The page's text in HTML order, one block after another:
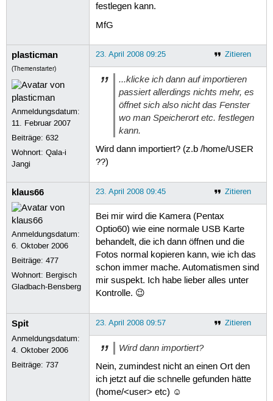
festlegen kann.
MfG
plasticman
(Themenstarter)
Anmeldungsdatum:
11. Februar 2007
Beiträge:632
Wohnort: Qala-i
Jangi
Zitieren
23. April 2008 09:25
...klicke ich dann auf importieren
passiert allerdings nichts mehr, es
öffnet sich also nicht das Fenster
wo man Speicherort etc. festlegen
kann.
Wird dann importiert? (z.b /home/USER
??)
klaus66
Anmeldungsdatum:
6. Oktober 2006
Beiträge:477
Wohnort: Bergisch
Gladbach-Bensberg
Zitieren
23. April 2008 09:45
Bei mir wird die Kamera (Pentax
Optio60) wie eine normale USB Karte
behandelt, die ich dann öffnen und die
Fotos normal kopieren kann, wie ich das
schon immer mache. Automatismen sind
mir suspekt. Ich habe lieber alles unter
Kontrolle. 😉
Spit
Anmeldungsdatum:
4. Oktober 2006
Beiträge:737
Zitieren
23. April 2008 09:57
Wird dann importiert?
Nein, zumindest nicht an einen Ort den
ich jetzt auf die schnelle gefunden hätte
(home/<user> etc) ☺